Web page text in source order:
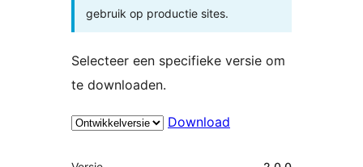
gebruik op productie sites.
Selecteer een specifieke versie om
te downloaden.
Download
Meta